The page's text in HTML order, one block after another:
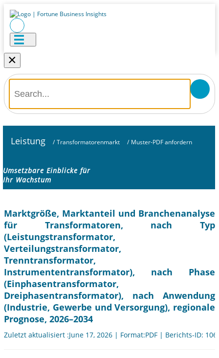
×
Leistung / Transformatorenmarkt / Muster-PDF anfordern
Umsetzbare Einblicke für
Ihr Wachstum
Marktgröße, Marktanteil und Branchenanalyse
für Transformatoren, nach Typ
(Leistungstransformator,
Verteilungstransformator,
Trenntransformator,
Instrumententransformator), nach Phase
(Einphasentransformator,
Dreiphasentransformator), nach Anwendung
(Industrie, Gewerbe und Versorgung), regionale
Prognose, 2026–2034
Zuletzt aktualisiert :June 17, 2026 | Format:PDF | Berichts-ID: